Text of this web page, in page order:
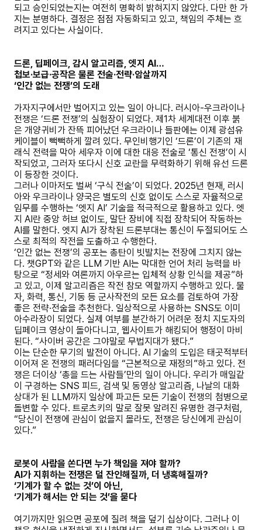
되고 승인되었는지는 여전히 명확히 밝혀지지 않았다. 다만 한 가
지는 분명하다. 결정은 점점 자동화되고 있고, 책임의 주체는 흐
려지고 있다는 사실이다.
드론, 딥페이크, 감시 알고리즘, 엣지 AI…
첩보·보급·공작은 물론 전술·전략·암살까지
‘인간 없는 전쟁’의 도래
가자지구에서만 벌어지고 있는 일이 아니다. 러시아-우크라이나
전쟁은 ‘드론 전쟁’의 실험장이 되었다. 제1차 세계대전 이후 붉
은 개양귀비가 잔뜩 피어났던 우크라이나 들판에는 이제 광섬유
케이블이 빽빽하게 깔려 있다. 무인비행기인 ‘드론’이 기존의 재
래식 전력을 막아 세우자 이에 대한 대응 전술로 ‘통신 전쟁’이 시
작되었고, 그러자 또다시 신호 교란을 무력화하기 위해 유선 드론
이 등장한 것이다.
그러나 이마저도 벌써 ‘구식 전술’이 되었다. 2025년 현재, 러시
아와 우크라이나 양국은 별도의 신호 없이도 스스로 자율적으로
임무를 수행하는 ‘엣지 AI’ 기술을 적극적으로 활용하고 있다. 엣
지 AI란 중앙 허브 없이도, 말단 장비에 직접 장착되어 작동하는
AI를 말한다. 엣지 AI가 장착된 드론부대는 통신이 두절되어도 스
스로 최적의 작전을 도출하고 수행한다.
‘인간 없는 전쟁’의 공포는 총탄이 빗발치는 전장에 그치지 않는
다. 챗GPT와 같은 LLM 기반 AI는 막대한 언어 처리 능력을 바
탕으로 “정세와 여론까지 아우르는 입체적 상황 인식을 제공”하
고 있고, 이제 알고리즘은 작전 참모 역할까지 수행하고 있다. 물
자, 화력, 통신, 기동 등 군사작전의 모든 요소를 검토하여 가장
좋은 전략·전술을 추천한다. 일상적으로 사용하는 SNS도 이미
아수라장이 되었다. 실제 여부를 분간하기 어려운 정치 지도자의
딥페이크 영상이 돌아다니고, 웹사이트가 해킹되어 행정이 마비
된다. “사이버 공간은 그야말로 무법지대가 됐다.”
이는 단순한 무기의 발전이 아니다. AI 기술의 도입은 태곳적부터
이어져 온 전쟁의 패러다임을 “근본적으로 재정의”하고 있다. 전
쟁은 더이상 ‘총을 드는 사람들’만의 일이 아니다. 우리가 매일같
이 구경하는 SNS 피드, 검색 및 동영상 알고리즘, 나날의 대화
상대가 된 LLM까지 일상에 파고든 모든 기술이 전쟁의 첨병으로
돌변할 수 있다. 트로츠키의 말로 잘못 알려진 유명한 경구처럼,
“당신이 전쟁에 관심이 없을지 몰라도, 전쟁은 당신에게 관심이
있다.”
로봇이 사람을 쏜다면 누가 책임을 져야 할까?
AI가 지휘하는 전쟁은 덜 잔인해질까, 더 냉혹해질까?
‘기계가 할 수 없는 것’이 아닌,
‘기계가 해서는 안 되는 것’을 묻다
여기까지만 읽으면 공포에 질려 책을 덮기 십상이다. 그러나 이